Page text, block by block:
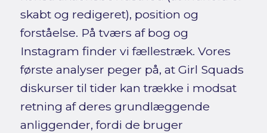
skabt og redigeret), position og
forståelse. På tværs af bog og
Instagram finder vi fællestræk. Vores
første analyser peger på, at Girl Squads
diskurser til tider kan trække i modsat
retning af deres grundlæggende
anliggender, fordi de bruger